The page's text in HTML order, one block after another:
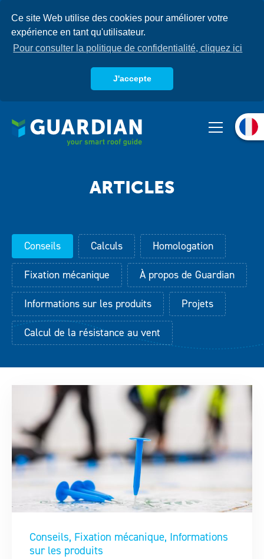
Ce site Web utilise des cookies pour améliorer votre
expérience en tant qu'utilisateur.
Pour consulter la politique de confidentialité, cliquez ici
J'accepte
contenu
principal
Qui sommes-nous
Produits
Téléchargements
Contact
Conseils Calculs Homologation
Fixation mécanique À propos de Guardian
Informations sur les produits Projets
Calcul de la résistance au vent
Conseils Fixation mécanique Informations
sur les produits